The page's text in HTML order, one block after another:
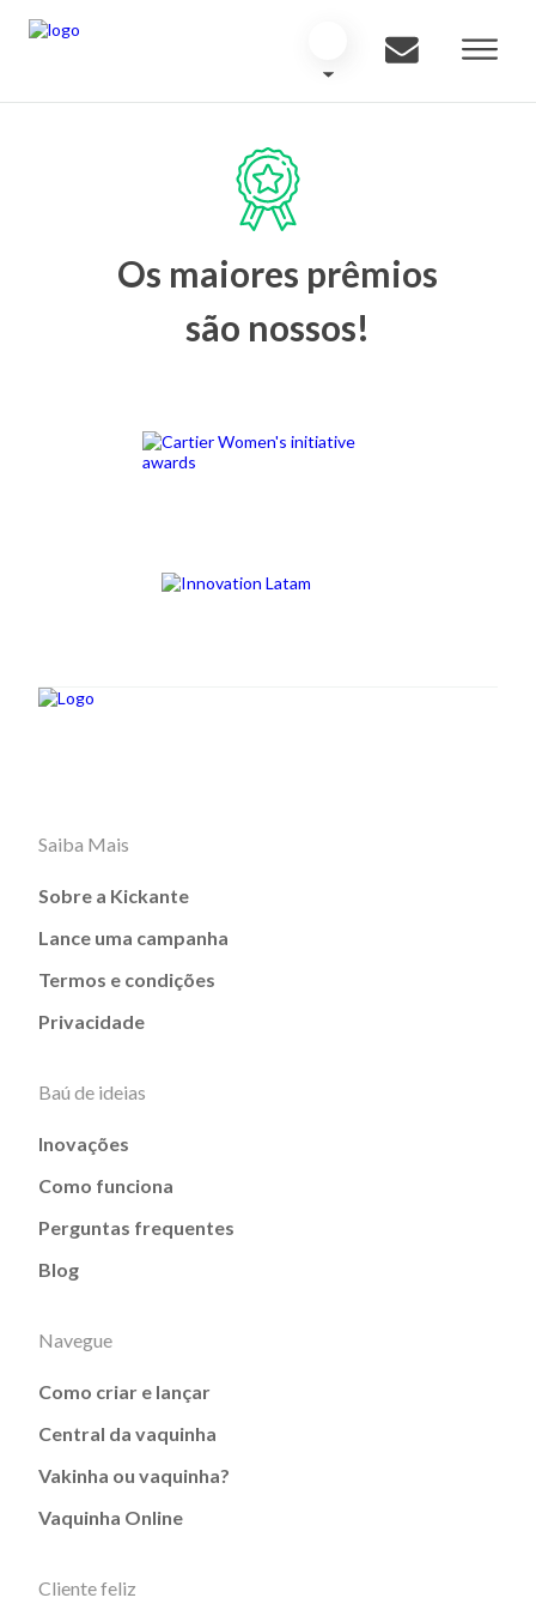
Os maiores prêmios
são nossos!
Saiba Mais
Sobre a Kickante
Lance uma campanha
Termos e condições
Privacidade
Baú de ideias
Inovações
Como funciona
Perguntas frequentes
Blog
Navegue
Como criar e lançar
Central da vaquinha
Vakinha ou vaquinha?
Vaquinha Online
Cliente feliz